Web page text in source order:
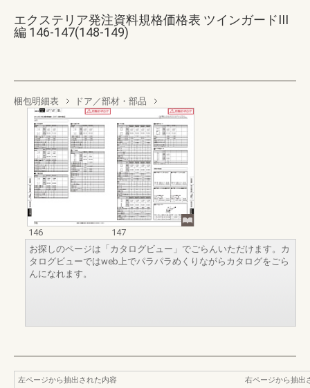
エクステリア発注資料規格価格表 ツインガードIII
編 146-147(148-149)
梱包明細表 ドア／部材・部品
146
147
お探しのページは「カタログビュー」でごらんいただけます。カ
タログビューではweb上でパラパラめくりながらカタログをごら
んになれます。
左ページから抽出された内容
右ページから抽出